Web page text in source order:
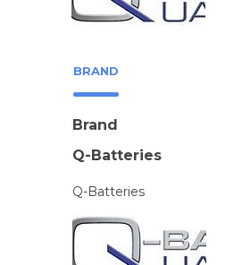
BRAND
Brand
Q-Batteries
Q-Batteries